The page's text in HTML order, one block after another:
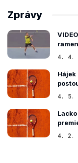
Zprávy
4. 4.
Hájek
4. 5.
4. 2.